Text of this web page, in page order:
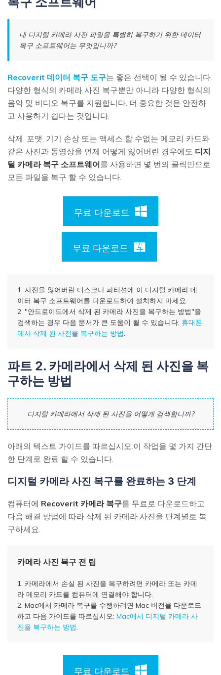
내 디지털 카메라 사진 파일을 특별히 복구하기 위한 데이터
복구 소프트웨어는 무엇입니까?
Recoverit 데이터 복구 도구는 좋은 선택이 될 수 있습니다.
다양한 형식의 카메라 사진 복구뿐만 아니라 다양한 형식의
음악 및 비디오 복구를 지원합니다. 더 중요한 것은 안전하
고 사용하기 쉽다는 것입니다.
삭제, 포맷, 기기 손상 또는 액세스 할 수없는 메모리 카드와
같은 사진과 동영상을 언제 어떻게 잃어버린 경우에도 디지
털 카메라 복구 소프트웨어를 사용하면 몇 번의 클릭만으로
모든 파일을 복구 할 수 있습니다.
무료 다운로드
무료 다운로드
1. 사진을 잃어버린 디스크나 파티션에 이 디지털 카메라 데
이터 복구 소프트웨어를 다운로드하여 설치하지 마세요.
2. "안드로이드에서 삭제 된 카메라 사진을 복구하는 방법"을
검색하는 경우 다음 문서가 큰 도움이 될 수 있습니다: 휴대폰
에서 삭제 된 사진을 복구하는 방법.
파트 2. 카메라에서 삭제 된 사진을 복
구하는 방법
디지털 카메라에서 삭제 된 사진을 어떻게 검색합니까?
아래의 텍스트 가이드를 따르십시오.이 작업을 몇 가지 간단
한 단계로 완료 할 수 있습니다.
디지털 카메라 사진 복구를 완료하는 3 단계
컴퓨터에 Recoverit 카메라 복구를 무료로 다운로드하고
다음 해결 방법에 따라 삭제 된 카메라 사진을 단계별로 복
구하세요.
카메라 사진 복구 전 팁
1. 카메라에서 손실 된 사진을 복구하려면 카메라 또는 카메
라 메모리 카드를 컴퓨터에 연결해야 합니다.
2. Mac에서 카메라 복구를 수행하려면 Mac 버전을 다운로드
하고 다음 가이드를 따르십시오: Mac에서 디지털 카메라 사
진을 복구하는 방법.
무료 다운로드